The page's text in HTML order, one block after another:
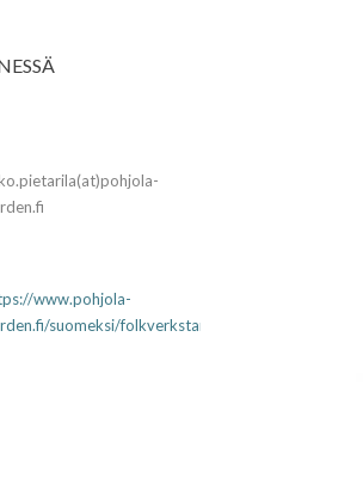
www.pohjola-
suomeksi/folkverkstan_2020_2022/